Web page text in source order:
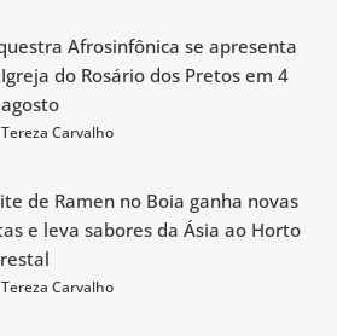
Afrosinfônica se apresenta
do Rosário dos Pretos em 4
Carvalho
de Ramen no Boia ganha novas
e leva sabores da Ásia ao Horto
Carvalho